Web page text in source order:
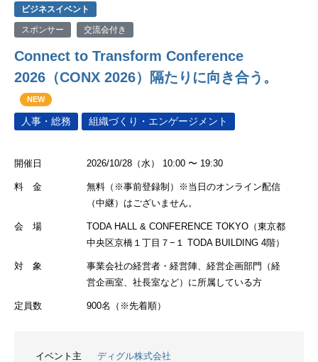
ビジネスイベント
スポンサー 交流会付き
Connect to Transform Conference
2026（CONX 2026）隔たりに向き合う。
NEW
人事・総務 組織づくり・エンゲージメント
開催日 2026/10/28（水） 10:00 〜 19:30
料 金
無料（※事前登録制）※当日のオンライン配信
（中継）はございません。
会 場
TODA HALL & CONFERENCE TOKYO（東京都
中央区京橋１丁目７−１ TODA BUILDING 4階）
対 象
事業会社の経営者・経営陣、経営企画部門（経
営企画室、社長室など）に所属している方
定員数 900名（※先着順）
イベント主
ディグル株式会社